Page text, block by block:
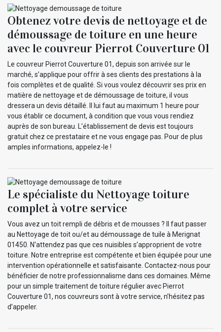
Obtenez votre devis de nettoyage et de
démoussage de toiture en une heure
avec le couvreur Pierrot Couverture 01
Le couvreur Pierrot Couverture 01, depuis son arrivée sur le
marché, s’applique pour offrir à ses clients des prestations à la
fois complètes et de qualité. Si vous voulez découvrir ses prix en
matière de nettoyage et de démoussage de toiture, il vous
dressera un devis détaillé. Il lui faut au maximum 1 heure pour
vous établir ce document, à condition que vous vous rendiez
auprès de son bureau. L’établissement de devis est toujours
gratuit chez ce prestataire et ne vous engage pas. Pour de plus
amples informations, appelez-le !
Le spécialiste du Nettoyage toiture
complet à votre service
Vous avez un toit rempli de débris et de mousses ? Il faut passer
au Nettoyage de toit ou/et au démoussage de tuile à Merignat
01450. N'attendez pas que ces nuisibles s’approprient de votre
toiture. Notre entreprise est compétente et bien équipée pour une
intervention opérationnelle et satisfaisante. Contactez-nous pour
bénéficier de notre professionnalisme dans ces domaines. Même
pour un simple traitement de toiture régulier avec Pierrot
Couverture 01, nos couvreurs sont à votre service, n’hésitez pas
d’appeler.